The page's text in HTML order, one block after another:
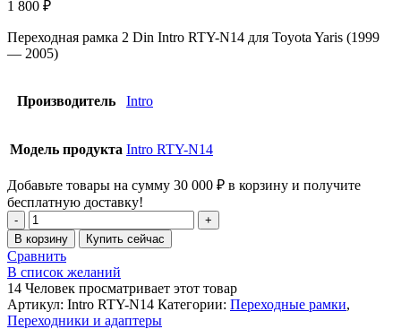
1 800 ₽
Переходная рамка 2 Din Intro RTY-N14 для Toyota Yaris (1999
— 2005)
Производитель Intro
Модель продукта Intro RTY-N14
Добавьте товары на сумму 30 000 ₽ в корзину и получите
бесплатную доставку!
В корзину Купить сейчас
Сравнить
В список желаний
14 Человек просматривает этот товар
Артикул: Intro RTY-N14 Категории: Переходные рамки,
Переходники и адаптеры